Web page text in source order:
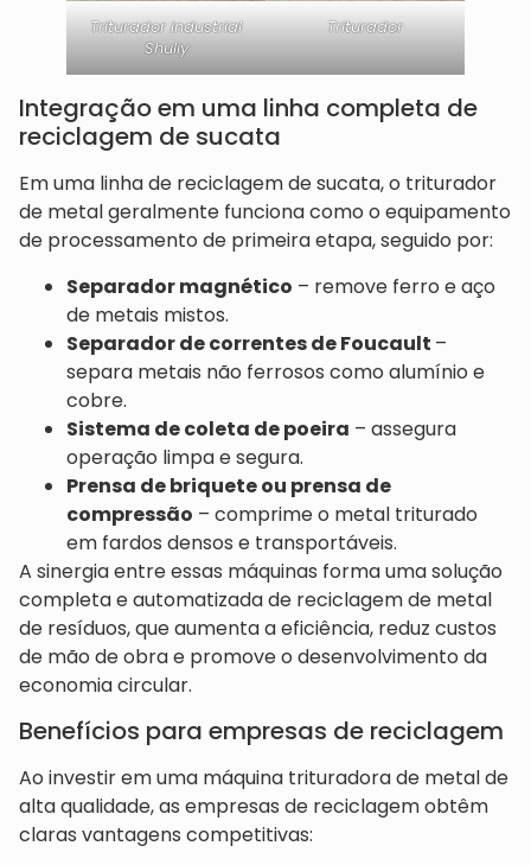
Triturador industrial
Shuliy
Triturador
Integração em uma linha completa de
reciclagem de sucata
Em uma linha de reciclagem de sucata, o triturador
de metal geralmente funciona como o equipamento
de processamento de primeira etapa, seguido por:
Separador magnético – remove ferro e aço
de metais mistos.
Separador de correntes de Foucault –
separa metais não ferrosos como alumínio e
cobre.
Sistema de coleta de poeira – assegura
operação limpa e segura.
Prensa de briquete ou prensa de
compressão – comprime o metal triturado
em fardos densos e transportáveis.
A sinergia entre essas máquinas forma uma solução
completa e automatizada de reciclagem de metal
de resíduos, que aumenta a eficiência, reduz custos
de mão de obra e promove o desenvolvimento da
economia circular.
Benefícios para empresas de reciclagem
Ao investir em uma máquina trituradora de metal de
alta qualidade, as empresas de reciclagem obtêm
claras vantagens competitivas: